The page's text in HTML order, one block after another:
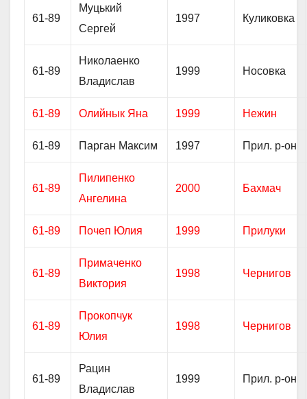
61-89
Муцький
Сергей
1997 Куликовка
61-89
Николаенко
Владислав
1999 Носовка
61-89 Олийнык Яна 1999 Нежин
61-89 Парган Максим 1997 Прил. р-он
61-89
Пилипенко
Ангелина
2000 Бахмач
61-89 Почеп Юлия 1999 Прилуки
61-89
Примаченко
Виктория
1998 Чернигов
61-89
Прокопчук
Юлия
1998 Чернигов
61-89
Рацин
Владислав
1999 Прил. р-он